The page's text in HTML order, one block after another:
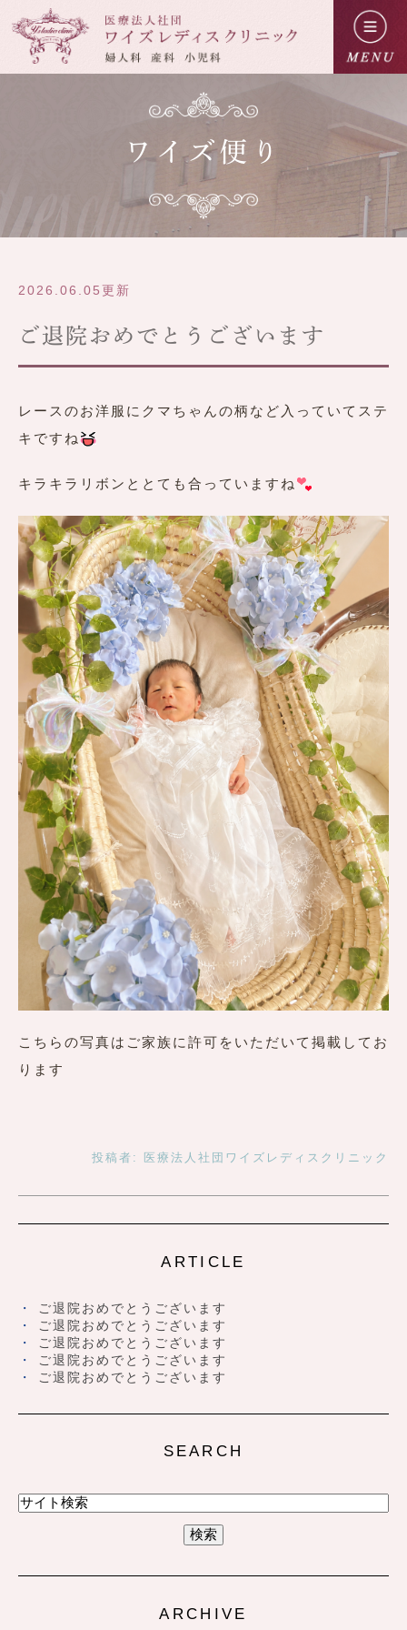
ワイズ便り
2026.06.05更新
ご退院おめでとうございます
レースのお洋服にクマちゃんの柄など入っていてステ
キですね
キラキラリボンととても合っていますね
こちらの写真はご家族に許可をいただいて掲載してお
ります
投稿者: 医療法人社団ワイズレディスクリニック
ARTICLE
ご退院おめでとうございます
ご退院おめでとうございます
ご退院おめでとうございます
ご退院おめでとうございます
ご退院おめでとうございます
SEARCH
ARCHIVE